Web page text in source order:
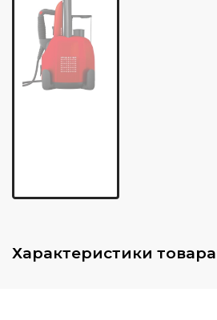
Характеристики товара